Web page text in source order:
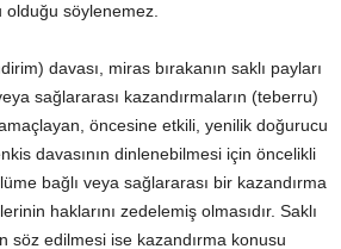
olduğu söylenemez.
davası, miras bırakanın saklı payları
sağlararası kazandırmaların (teberru)
öncesine etkili, yenilik doğurucu
davasının dinlenebilmesi için öncelikli
bağlı veya sağlararası bir kazandırma
haklarını zedelemiş olmasıdır. Saklı
söz edilmesi ise kazandırma konusu